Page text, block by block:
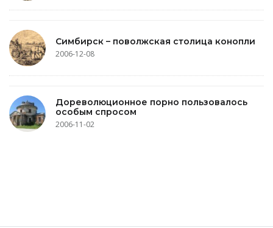
Симбирск – поволжская столица конопли
2006-12-08
Дореволюционное порно пользовалось
особым спросом
2006-11-02